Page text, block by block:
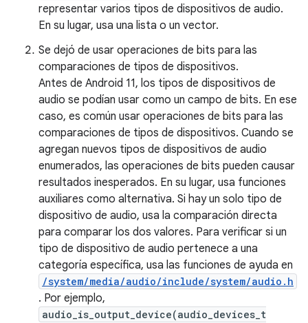
representar varios tipos de dispositivos de audio.
En su lugar, usa una lista o un vector.
Se dejó de usar operaciones de bits para las
comparaciones de tipos de dispositivos.
Antes de Android 11, los tipos de dispositivos de
audio se podían usar como un campo de bits. En ese
caso, es común usar operaciones de bits para las
comparaciones de tipos de dispositivos. Cuando se
agregan nuevos tipos de dispositivos de audio
enumerados, las operaciones de bits pueden causar
resultados inesperados. En su lugar, usa funciones
auxiliares como alternativa. Si hay un solo tipo de
dispositivo de audio, usa la comparación directa
para comparar los dos valores. Para verificar si un
tipo de dispositivo de audio pertenece a una
categoría específica, usa las funciones de ayuda en
/system/media/audio/include/system/audio.h
. Por ejemplo,
audio_is_output_device(audio_devices_t